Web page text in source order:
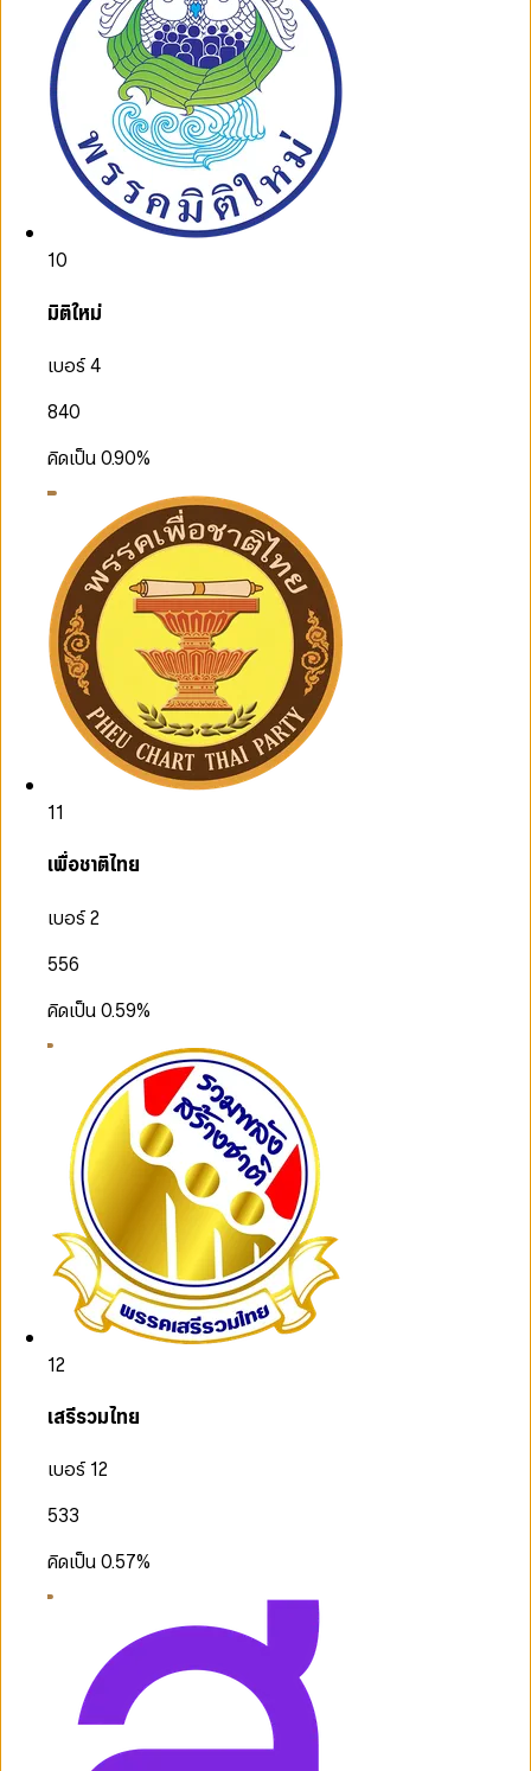
10
มิติใหม่
เบอร์ 4
840
คิดเป็น0.90%
11
เพื่อชาติไทย
เบอร์ 2
556
คิดเป็น0.59%
12
เสรีรวมไทย
เบอร์ 12
533
คิดเป็น0.57%